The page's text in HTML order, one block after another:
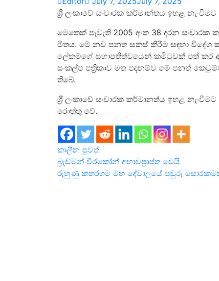
ශ්‍රී ලංකාවේ සංචා­රක කර්මා­න්තය ඉහළ
මෙතෙක් පැවැති 2005 අංක 38 දරන
මි­තය. මේ නව පනත සකස් කිරීම සඳහා විදේශ
ලේකම්ගේ සභා­ප­ති­ත්ව­යෙන් කමි­ටු­වක් පත් කර
සංකල්ප පත්‍රි­කාව මත පද­නම්ව මේ පනත්
තිබේ.
ශ්‍රී ලංකාවේ සංචා­රක කර්මා­නත්ය ඉහළ
රොත්තු වේ.
කාලීන පුවත්
Post
navigation
බ්‍රැඩ්මන් වීරකෝන් අභාවප්‍රාප්ත වෙයි
රුහුණු කතරගම මහ දේවාලයේ පඬුරු